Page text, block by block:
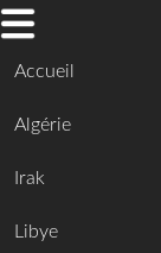
Accueil
Algérie
Irak
Libye